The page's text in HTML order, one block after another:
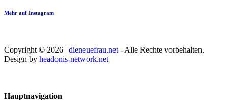
Mehr auf Instagram
Copyright © 2026 | dieneuefrau.net - Alle Rechte vorbehalten.
Design by headonis-network.net
Hauptnavigation